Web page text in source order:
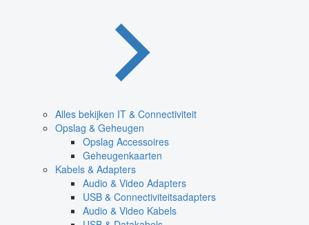
Alles bekijken IT & Connectiviteit
Opslag & Geheugen
Opslag Accessoires
Geheugenkaarten
Kabels & Adapters
Audio & Video Adapters
USB & Connectiviteitsadapters
Audio & Video Kabels